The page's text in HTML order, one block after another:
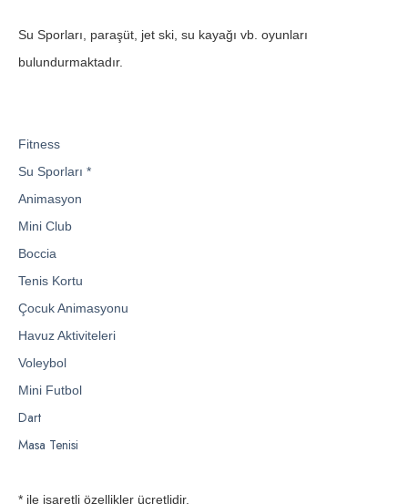
Su Sporları, paraşüt, jet ski, su kayağı vb. oyunları
bulundurmaktadır.
Fitness
Su Sporları *
Animasyon
Mini Club
Boccia
Tenis Kortu
Çocuk Animasyonu
Havuz Aktiviteleri
Voleybol
Mini Futbol
Dart
Masa Tenisi
* ile işaretli özellikler ücretlidir.